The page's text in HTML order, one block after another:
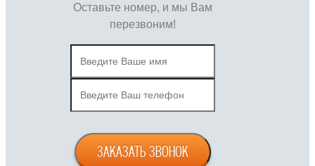
Оставьте номер, и мы Вам
перезвоним!
ЗАКАЗАТЬ ЗВОНОК